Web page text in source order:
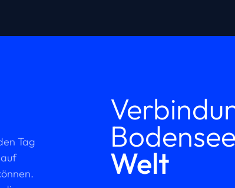
Tag
Welt